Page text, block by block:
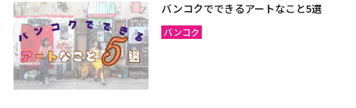
バンコクでできるアートなこと5選
バンコク